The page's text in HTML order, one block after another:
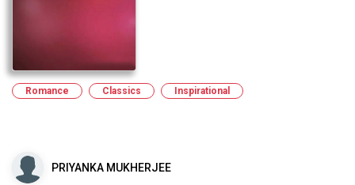
Romance Classics Inspirational
PRIYANKA MUKHERJEE